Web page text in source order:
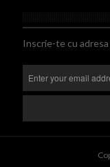
Inscrie-te cu